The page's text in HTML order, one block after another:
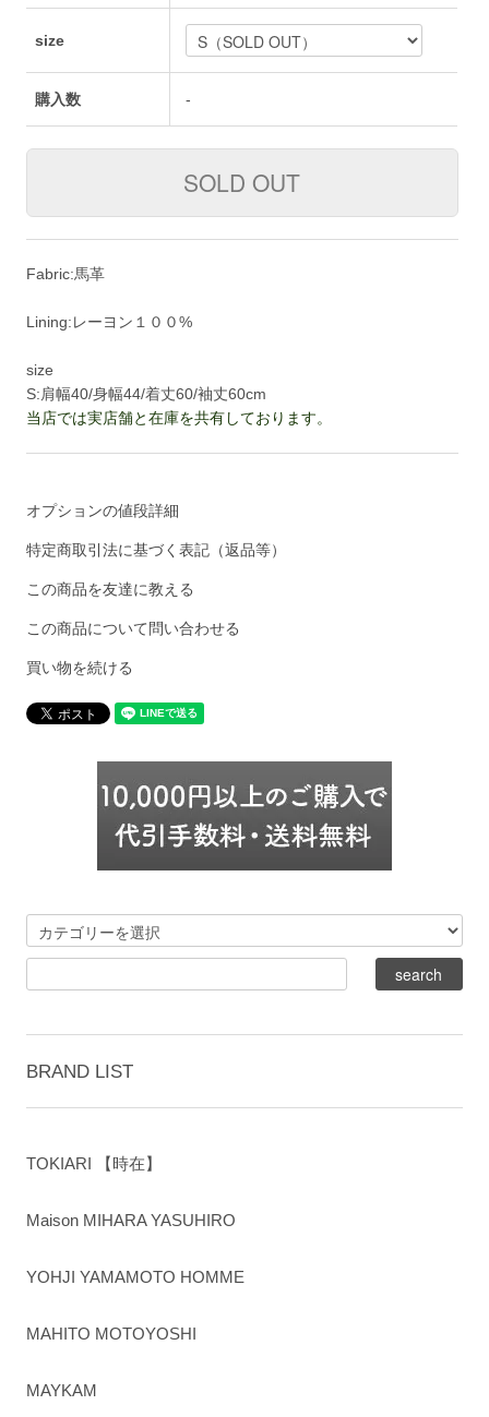
size
購入数 -
Fabric:馬革
Lining:レーヨン１００%
size
S:肩幅40/身幅44/着丈60/袖丈60cm
当店では実店舗と在庫を共有しております。
オプションの値段詳細
特定商取引法に基づく表記（返品等）
この商品を友達に教える
この商品について問い合わせる
買い物を続ける
BRAND LIST
TOKIARI 【時在】
Maison MIHARA YASUHIRO
YOHJI YAMAMOTO HOMME
MAHITO MOTOYOSHI
MAYKAM